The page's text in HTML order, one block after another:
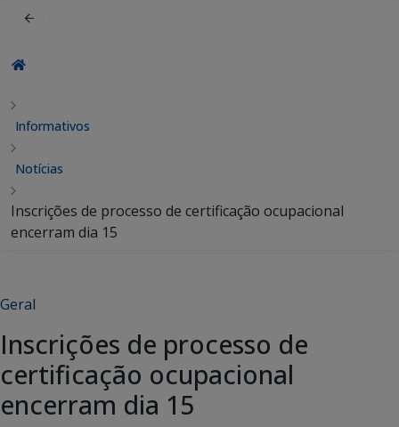
Informativos
Notícias
Inscrições de processo de certificação ocupacional
encerram dia 15
Geral
Inscrições de processo de
certificação ocupacional
encerram dia 15